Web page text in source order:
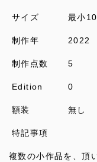
サイズ 最小
制作年 2022
制作点数 5
Edition 0
額装 無し
特記事項
複数の小作品を、頂